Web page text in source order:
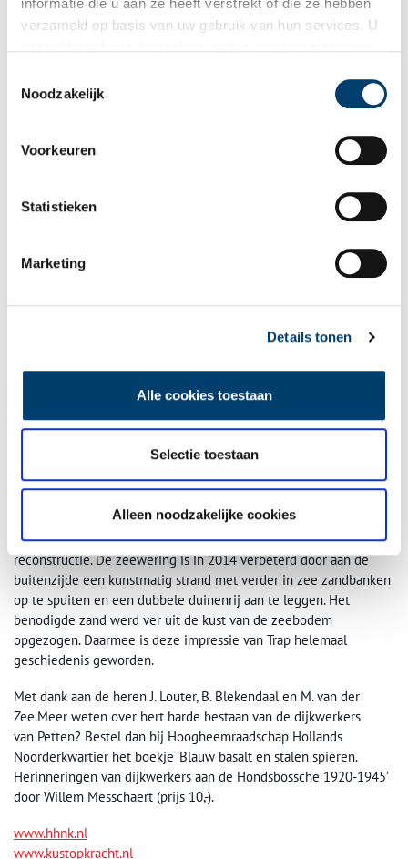
informatie die u aan ze heeft verstrekt of die ze hebben
verzameld op basis van uw gebruik van hun services. U
Noodzakelijk
Voorkeuren
Statistieken
Marketing
Details tonen
Alle cookies toestaan
Selectie toestaan
Alleen noodzakelijke cookies
1960. Beeld: Collectie Hoogheemraadschap Hollands Noorderkwartier.
verleden tijd. Machines hebben het handwerk grotendeels
overgenomen. En het oude basalt maakt steeds meer plaats voor
werd de Hondsbossche Zeewering een ‘zwakke schakel’ in de
Noordzeekust. De dijk is daarom onderworpen aan een grote
reconstructie. De zeewering is in 2014 verbeterd door aan de
buitenzijde een kunstmatig strand met verder in zee zandbanken
op te spuiten en een dubbele duinenrij aan te leggen. Het
benodigde zand werd ver uit de kust van de zeebodem
opgezogen. Daarmee is deze impressie van Trap helemaal
geschiedenis geworden.
Met dank aan de heren J. Louter, B. Blekendaal en M. van der
Zee.Meer weten over hert harde bestaan van de dijkwerkers
van Petten? Bestel dan bij Hoogheemraadschap Hollands
Noorderkwartier het boekje ‘Blauw basalt en stalen spieren.
Herinneringen van dijkwerkers aan de Hondsbossche 1920-1945’
door Willem Messchaert (prijs 10,-).
www.hhnk.nl
www.kustopkracht.nl